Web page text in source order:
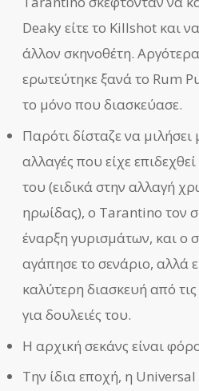
Deaky είτε το Killshot και
άλλον σκηνοθέτη.
ερωτεύτηκε ξανά το Rum
το μόνο που διασκεύασε.
Παρότι δίσταζε να μιλήσει
αλλαγές που είχε
του (ειδικά στην αλλαγή
ηρωίδας), ο Tarantino τον
έναρξη γυρισμάτων, και ο
αγάπησε το σενάριο, αλλά
καλύτερη διασκευή από
για δουλειές του.
Η αρχική σεκάνς είναι
Την ίδια εποχή, η